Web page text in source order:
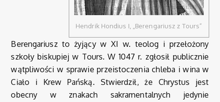
Hendrik Hondius I, „Berengariusz z Tours”
Berengariusz to żyjący w XI w. teolog i przełożony
szkoły biskupiej w Tours. W 1047 r. zgłosił publicznie
wątpliwości w sprawie przeistoczenia chleba i wina w
Ciało i Krew Pańską. Stwierdził, że Chrystus jest
obecny w znakach sakramentalnych jedynie